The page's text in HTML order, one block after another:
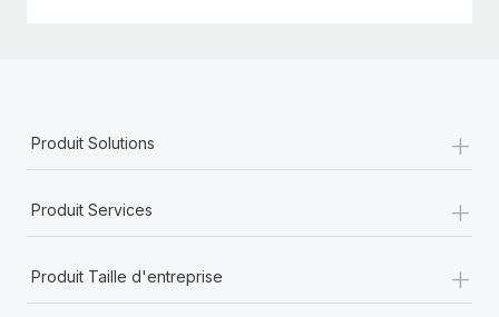
Produit Solutions +
Produit Services +
Produit Taille d'entreprise +